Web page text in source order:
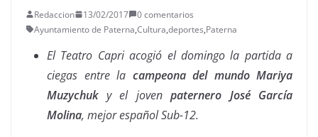
Redaccion 13/02/2017
0 comentarios
Ayuntamiento de Paterna,Cultura,deportes,Paterna
El Teatro Capri acogió el domingo la partida a
ciegas entre la campeona del mundo Mariya
Muzychuky el joven paternero José García
Molina, mejor español Sub-12.